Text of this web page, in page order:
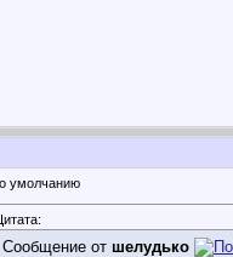
Цитата:
Сообщение от шелудько